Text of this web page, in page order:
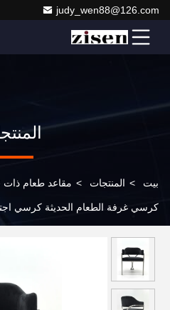
judy_wen88@126.com
بيت > المنتجات > مقاعد طعام ذات
كرسي غرفة الطعام الحديثة كرسي